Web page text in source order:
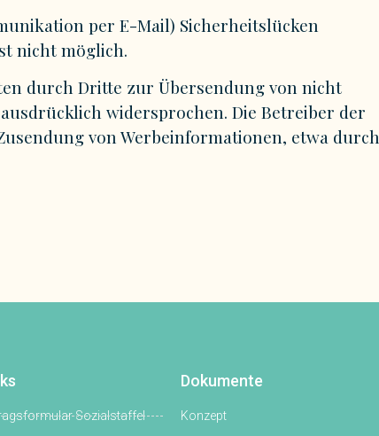
per E-Mail) Sicherheitslücken
nicht möglich.
durch Dritte zur Übersendung von nicht
widersprochen. Die Betreiber der
von Werbeinformationen, etwa durch
Sozialstaffel
Dokumente
Konzept